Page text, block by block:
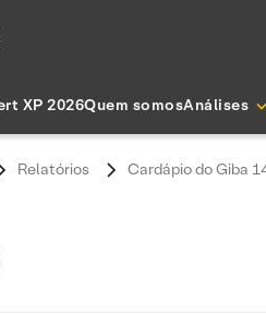
XP 2026Quem somosAnálises
Relatórios Cardápio do Giba